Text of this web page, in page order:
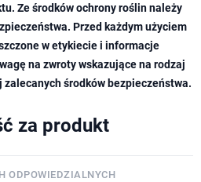
Ze środków ochrony roślin należy
Przed każdym użyciem
w etykiecie i informacje
na zwroty wskazujące na rodzaj
środków bezpieczeństwa.
za produkt
ODPOWIEDZIALNYCH